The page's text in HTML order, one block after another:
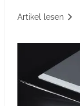
Artikel lesen